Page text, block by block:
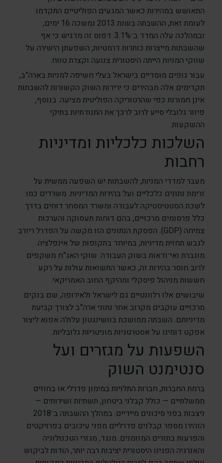
התאושש במהירות כאשר המגעים הפוליטיים התקדמו.
לעומת זאת, ההשבתה בשנת 2013 נמשכה 16 ימים,
ובמהלכה עלה המדד ב־3.1%. דפוס זה מדגיש כי אף
שהשבתות מייצרות כותרות דרמטיות, השפעתן הישירה על
שווקי המניות הייתה היסטורית צנועה וקצרת טווח.
עבור גופים מוסדיים בישראל בעלי חשיפה למניות בארה”ב,
תקדימים אלה מבהירים כי ירידות השוק הקשורות להשבתות
אינן חמורות כפי שהרטוריקה הפוליטית מציעה. בנוסף,
פיזור גלובלי סייע לרוב לרכך את התנודתיות בתיקי
ההשקעות.
השלכות כלכליות ומדיניות
רחבות
מעבר למדדי המניות, להשבתות יש השפעה ממשית על
זרימת נתונים כלכליים ועל בהירות המדיניות. משרדים כמו
לשכת הסטטיסטיקה לעבודה ומשרד המסחר דוחים בדרך
כלל פרסומים מרכזיים, בהם דוחות תעסוקה והערכות
צמיחה (GDP). הפסקת הנתונים הזו מקשה על הפדרל ריזרב
לגבש תחזית מדיניות, במיוחד בתקופות של אינפלציה
מוגברת ואי־ודאות בשוק העבודה. שוקי האג”ח משקפים
לרוב חוסר בהירות זה, כאשר התשואות עולות על רקע
חששות מניהול פיסקלי ומהיקף החוב האמריקאי.
שיבושים אלו רלוונטיים גם לישראל ולאירופה, שם בנקים
מרכזיים עוקבים מקרוב אחר נתוני ארה”ב לצורך קביעת
מדיניותם. השבתה ממושכת בוושינגטון עלולה אפוא ליצור
אפקט דומינו על אסטרטגיות מוניטריות גלובליות.
השפעות על מגזרים ועל
סנטימנט השוק
ברמת החברות, חברות התלויות במימון פדרלי או בחוזים
ממשלתיים — כולל קבלני ביטחון, תשתיות ושירותים —
ניצבות בפני סיכונים מיידיים. במהלך ההשבתה ב־2018
הזהירו מספר קבלנים פדרליים מפני עיכובים בפרויקטים
והפרעות בתזרים המזומנים. מנגד, מגזרי הטכנולוגיה
והאנרגיה הפגינו היסטורית יציבות רבה יותר, הודות לביקוש